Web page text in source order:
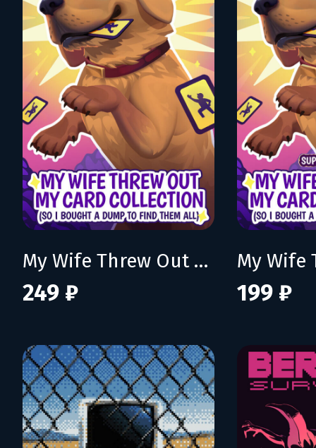
My Wife Threw Out My Card Collection (So I Bought a Dump to Find Them All)
249 ₽ 199 ₽